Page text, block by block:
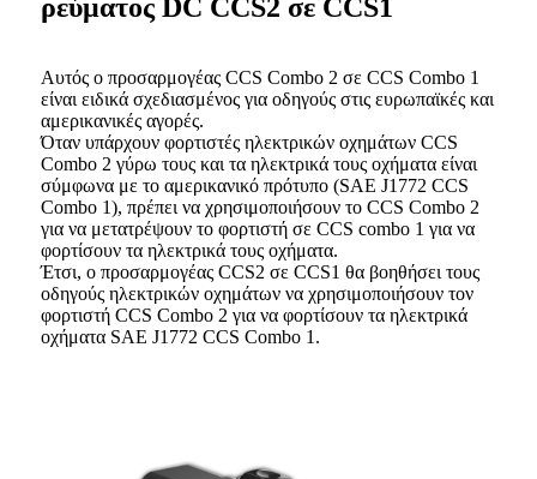
ρεύματος DC CCS2 σε CCS1
Αυτός ο προσαρμογέας CCS Combo 2 σε CCS Combo 1
είναι ειδικά σχεδιασμένος για οδηγούς στις ευρωπαϊκές και
αμερικανικές αγορές.
Όταν υπάρχουν φορτιστές ηλεκτρικών οχημάτων CCS
Combo 2 γύρω τους και τα ηλεκτρικά τους οχήματα είναι
σύμφωνα με το αμερικανικό πρότυπο (SAE J1772 CCS
Combo 1), πρέπει να χρησιμοποιήσουν το CCS Combo 2
για να μετατρέψουν το φορτιστή σε CCS combo 1 για να
φορτίσουν τα ηλεκτρικά τους οχήματα.
Έτσι, ο προσαρμογέας CCS2 σε CCS1 θα βοηθήσει τους
οδηγούς ηλεκτρικών οχημάτων να χρησιμοποιήσουν τον
φορτιστή CCS Combo 2 για να φορτίσουν τα ηλεκτρικά
οχήματα SAE J1772 CCS Combo 1.